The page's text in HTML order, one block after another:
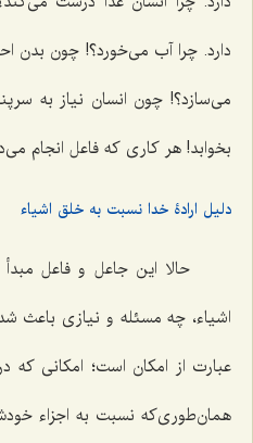
دارد. چرا آب می‌خورد؟! چون بدن
می‌سازد؟! چون انسان نیاز به
بخوابد! هر کاری که فاعل انجام
دلیل ارادۀ خدا نسبت به خلق اشیاء
حالا این جاعل و فاعل
اشیاء، چه مسئله و نیازی باعث
عبارت از امکان است؛ امکانی
همان‌طوری‌که نسبت به اجزاء